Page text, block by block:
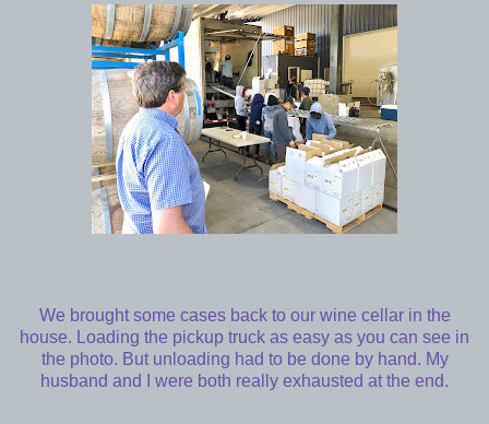
We brought some cases back to our wine cellar in the
house. Loading the pickup truck as easy as you can see in
the photo. But unloading had to be done by hand. My
husband and I were both really exhausted at the end.